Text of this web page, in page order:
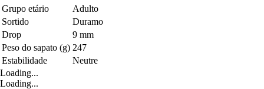
Grupo etário
Adulto
Sortido
Duramo
Drop
9 mm
Peso do sapato (g) 247
Estabilidade
Neutre
Loading...
Loading...